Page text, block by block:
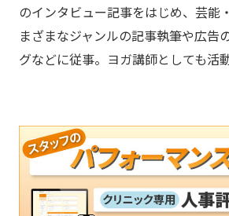
のインタビュー記事をはじめ、芸能
まざまなジャンルの記事執筆や広告
グなどに従事。ヨガ講師としても活動